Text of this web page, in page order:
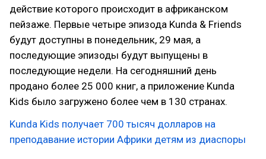
действие которого происходит в африканском
пейзаже. Первые четыре эпизода Kunda & Friends
будут доступны в понедельник, 29 мая, а
последующие эпизоды будут выпущены в
последующие недели. На сегодняшний день
продано более 25 000 книг, а приложение Kunda
Kids было загружено более чем в 130 странах.
Kunda Kids получает 700 тысяч долларов на
преподавание истории Африки детям из диаспоры